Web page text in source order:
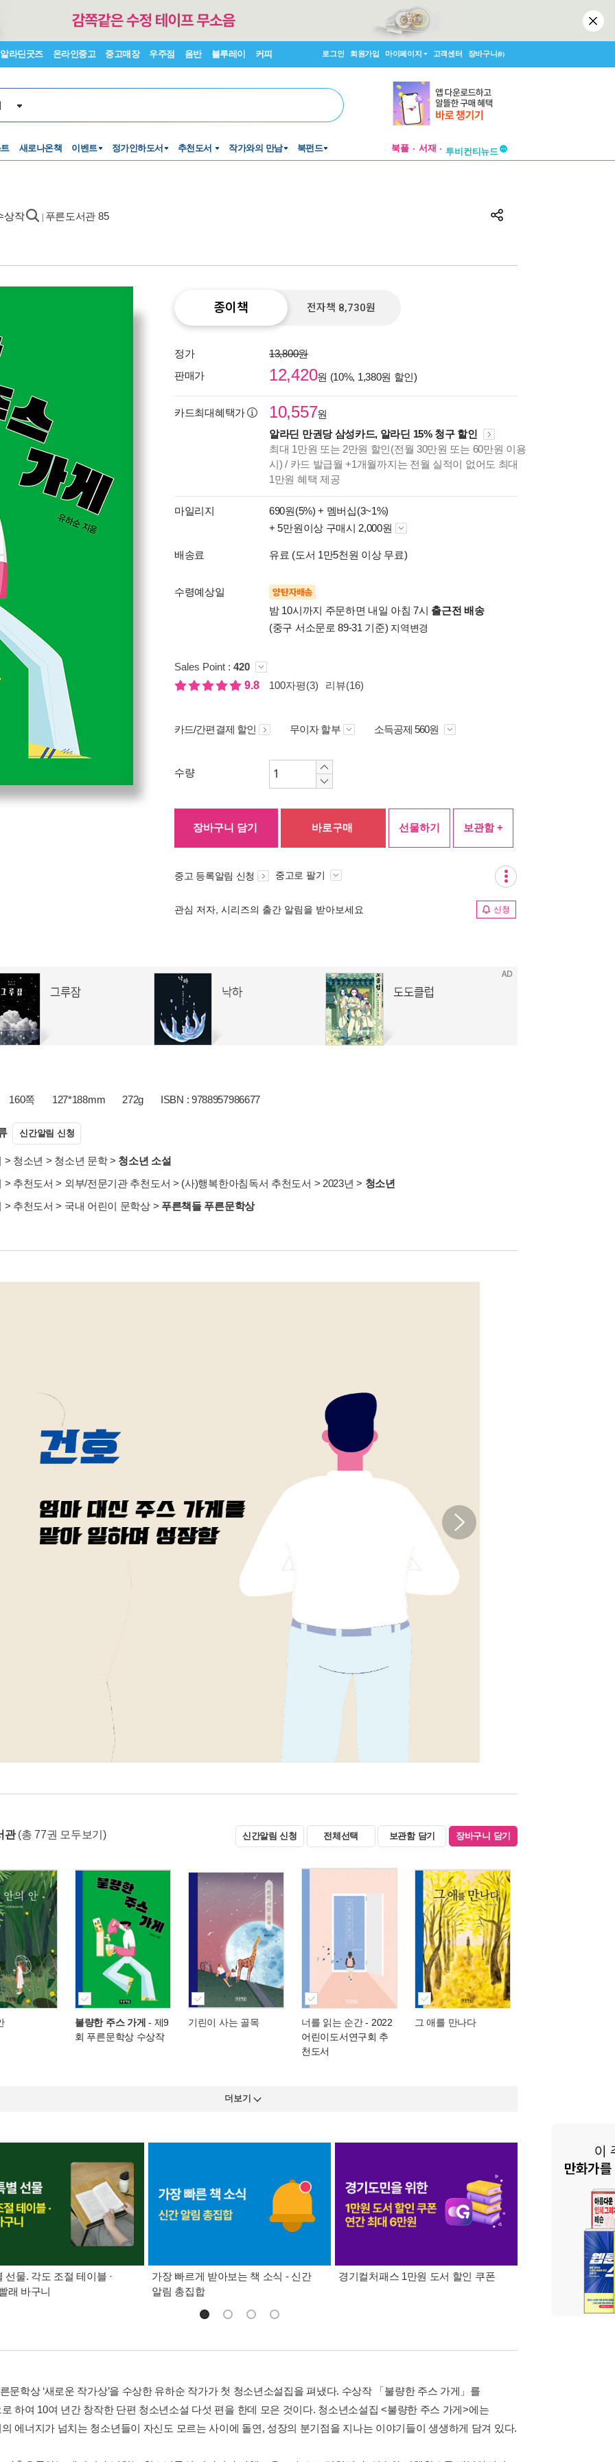
알라딘굿즈 온라인중고 중고매장 우주점 음반 블루레이 커피 로그인 회원가입 마이페이지 고객센터 장바구니(0)
새로나온책 이벤트 정가인하도서 추천도서 작가와의 만남 북펀드 북플 서재
투비컨티뉴드
상작 푸른도서관 85
종이책 전자책 8,730원
정가
13,800원
판매가
12,420원 (10%, 1,380원 할인)
카드최대혜택가 10,557원
알라딘 만권당 삼성카드, 알라딘 15% 청구 할인
최대 1만원 또는 2만원 할인(전월 30만원 또는 60만원 이용
시) / 카드 발급월 +1개월까지는 전월 실적이 없어도 최대
1만원 혜택 제공
마일리지 690원(5%) + 멤버십(3~1%)
+ 5만원이상 구매시 2,000원
배송료 유료 (도서 1만5천원 이상 무료)
수령예상일 양탄자배송
밤 10시까지 주문하면 내일 아침 7시 출근전 배송
(중구 서소문로 89-31 기준) 지역변경
Sales Point : 420
9.8
100자평(3) 리뷰(16)
카드/간편결제 할인 무이자 할부 소득공제 560원
수량
장바구니 담기 바로구매 선물하기 보관함 +
중고 등록알림 신청 중고로 팔기
관심 저자, 시리즈의 출간 알림을 받아보세요 신청
160쪽 127*188mm 272g ISBN : 9788957986677
신간알림 신청
> 청소년 > 청소년 문학> 청소년 소설
> 추천도서 > 외부/전문기관 추천도서 > (사)행복한아침독서 추천도서 > 2023년 > 청소년
> 추천도서 > 국내 어린이 문학상> 푸른책들 푸른문학상
관 (총 77권 모두보기) 신간알림 신청 전체선택 보관함 담기 장바구니 담기
불량한 주스 가게 - 제9
회 푸른문학상 수상작
기린이 사는 골목 너를 읽는 순간- 2022
어린이도서연구회 추
천도서
그 애를 만나다
더보기
선물. 각도 조절 테이블 ·
래 바구니
가장 빠르게 받아보는 책 소식 - 신간
알림 총집합
경기컬처패스 1만원 도서 할인 쿠폰 삼성카드가 쏜다! 알
문학상 ‘새로운 작가상’을 수상한 유하순 작가가 첫 청소년소설집을 펴냈다. 수상작 「불량한 주스 가게」를
하여 10여 년간 창작한 단편 청소년소설 다섯 편을 한데 모은 것이다. 청소년소설집 <불량한 주스 가게>에는
에너지가 넘치는 청소년들이 자신도 모르는 사이에 돌연, 성장의 분기점을 지나는 이야기들이 생생하게 담겨 있다.